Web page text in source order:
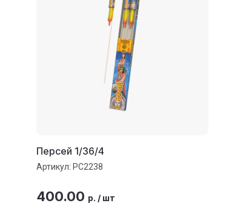
Персей 1/36/4
Артикул: РС2238
400.00 р. / шт